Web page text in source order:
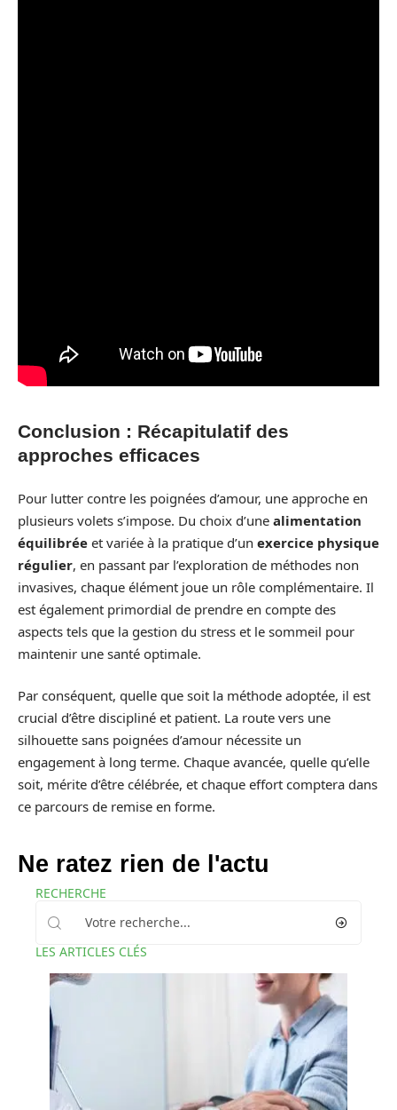
Conclusion : Récapitulatif des
approches efficaces
Pour lutter contre les poignées d’amour, une approche en
plusieurs volets s’impose. Du choix d’une alimentation
équilibrée et variée à la pratique d’un exercice physique
régulier, en passant par l’exploration de méthodes non
invasives, chaque élément joue un rôle complémentaire. Il
est également primordial de prendre en compte des
aspects tels que la gestion du stress et le sommeil pour
maintenir une santé optimale.
Par conséquent, quelle que soit la méthode adoptée, il est
crucial d’être discipliné et patient. La route vers une
silhouette sans poignées d’amour nécessite un
engagement à long terme. Chaque avancée, quelle qu’elle
soit, mérite d’être célébrée, et chaque effort comptera dans
ce parcours de remise en forme.
Ne ratez rien de l'actu
RECHERCHE
LES ARTICLES CLÉS